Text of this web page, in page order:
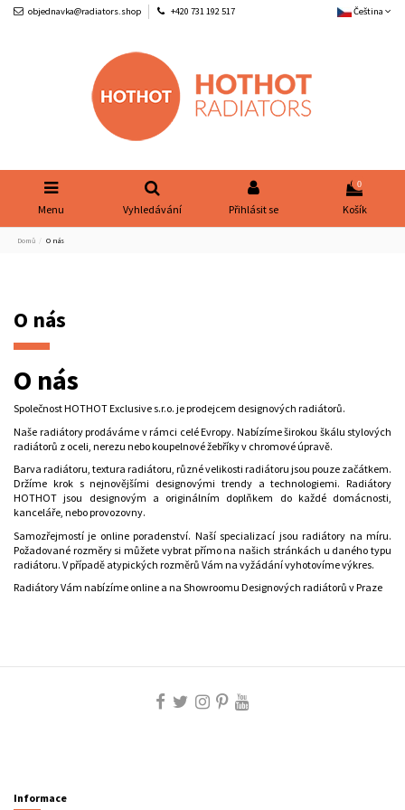
objednavka@radiators.shop +420 731 192 517 Čeština
Menu Vyhledávání Přihlásit se
0
Košík
Domů O nás
O nás
O nás
Společnost HOTHOT Exclusive s.r.o. je prodejcem designových radiátorů.
Naše radiátory prodáváme v rámci celé Evropy. Nabízíme širokou škálu stylových
radiátorů z oceli, nerezu nebo koupelnové žebříky v chromové úpravě.
Barva radiátoru, textura radiátoru, různé velikosti radiátoru jsou pouze začátkem.
Držíme krok s nejnovějšími designovými trendy a technologiemi. Radiátory
HOTHOT jsou designovým a originálním doplňkem do každé domácnosti,
kanceláře, nebo provozovny.
Samozřejmostí je online poradenství. Naší specializací jsou radiátory na míru.
Požadované rozměry si můžete vybrat přímo na našich stránkách u daného typu
radiátoru. V případě atypických rozměrů Vám na vyžádání vyhotovíme výkres.
Radiátory Vám nabízíme online a na Showroomu Designových radiátorů v Praze
Informace